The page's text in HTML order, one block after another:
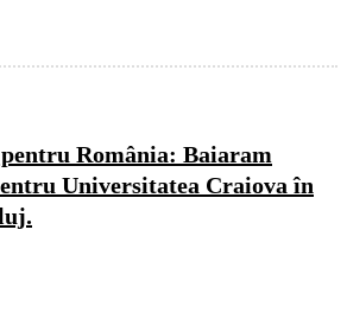
pentru România: Baiaram
Universitatea Craiova în